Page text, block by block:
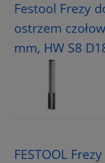
Festool Frezy
ostrzem
mm, HW S8
FESTOOL